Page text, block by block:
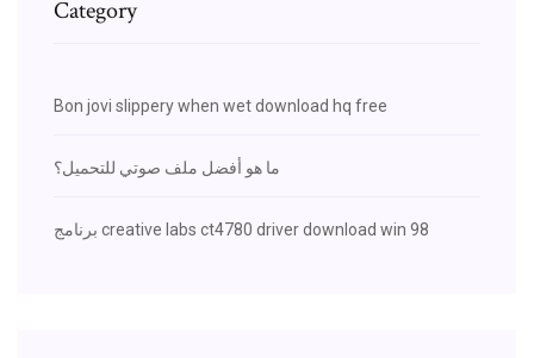
Category
Bon jovi slippery when wet download hq free
ما هو أفضل ملف صوتي للتحميل؟
برنامج creative labs ct4780 driver download win 98